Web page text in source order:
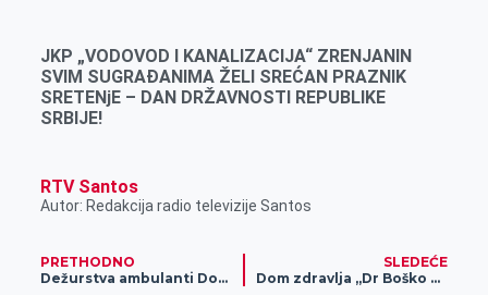
JKP „VODOVOD I KANALIZACIJA“ ZRENJANIN
SVIM SUGRAĐANIMA ŽELI SREĆAN PRAZNIK
SRETENjE – DAN DRŽAVNOSTI REPUBLIKE
SRBIJE!
RTV Santos
Autor: Redakcija radio televizije Santos
PRETHODNO
Dežurstva ambulanti Doma zdravlja „Dr Boško Vrebalov“ u toku praznika
SLEDEĆE
Dom zdravlja „Dr Boško Vrebalov“ pozvao roditelje da zakažu sistematske preglede dece